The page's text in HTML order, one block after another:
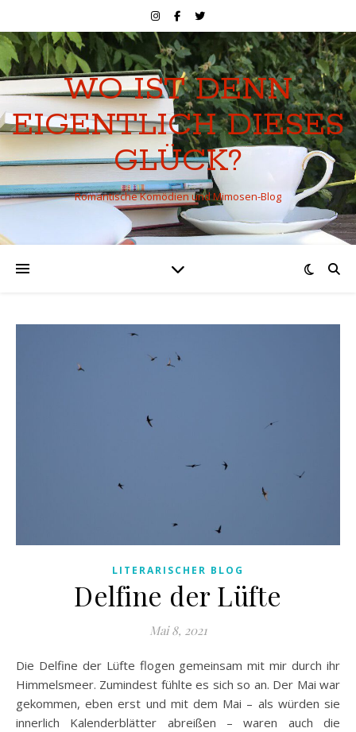
WO IST DENN
EIGENTLICH DIESES
GLÜCK?
Romantische Komödien und Mimosen-Blog
LITERARISCHER BLOG
Delfine der Lüfte
Mai 8, 2021
Die Delfine der Lüfte flogen gemeinsam mit mir durch ihr
Himmelsmeer. Zumindest fühlte es sich so an. Der Mai war
gekommen, eben erst und mit dem Mai – als würden sie
innerlich Kalenderblätter abreißen – waren auch die